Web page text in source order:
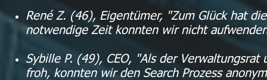
René Z. (46), Eigentümer, "Zum Glück hat
notwendige Zeit konnten wir nicht
Sybille P. (49), CEO, "Als der
froh, konnten wir den Search Prozess